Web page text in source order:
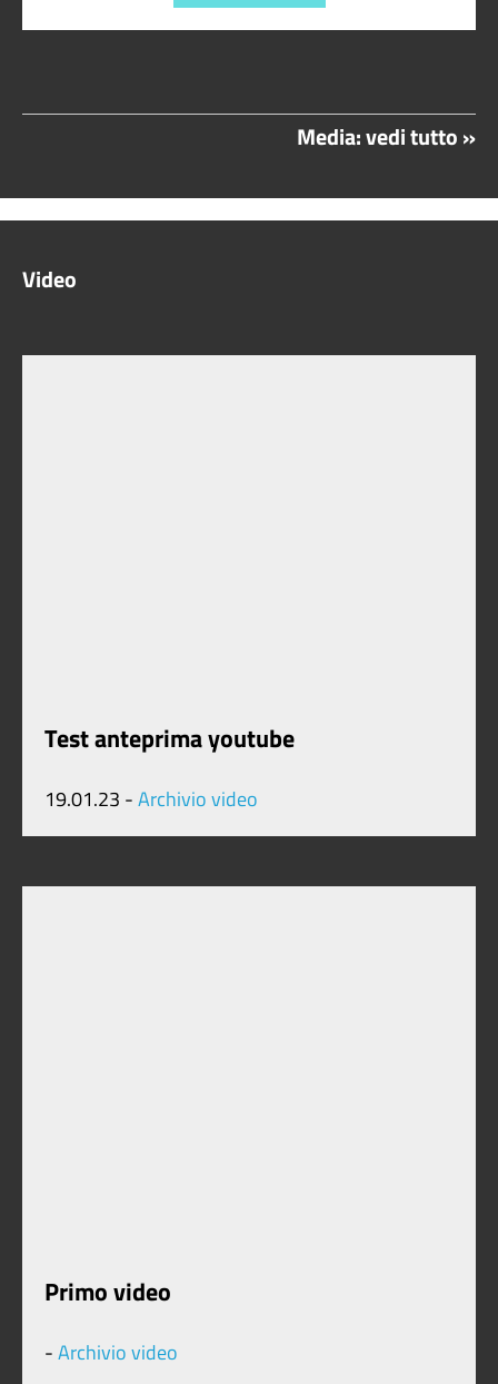
Media: vedi tutto »
Video
Test anteprima youtube
19.01.23 -Archivio video
Primo video
-Archivio video